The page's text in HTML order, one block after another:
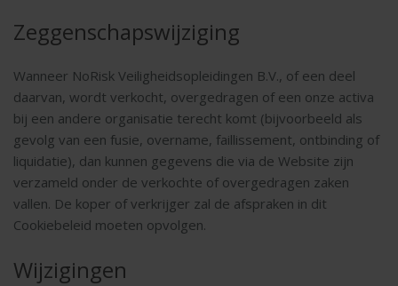
Zeggenschapswijziging
Wanneer NoRisk Veiligheidsopleidingen B.V., of een deel
daarvan, wordt verkocht, overgedragen of een onze activa
bij een andere organisatie terecht komt (bijvoorbeeld als
gevolg van een fusie, overname, faillissement, ontbinding of
liquidatie), dan kunnen gegevens die via de Website zijn
verzameld onder de verkochte of overgedragen zaken
vallen. De koper of verkrijger zal de afspraken in dit
Cookiebeleid moeten opvolgen.
Wijzigingen